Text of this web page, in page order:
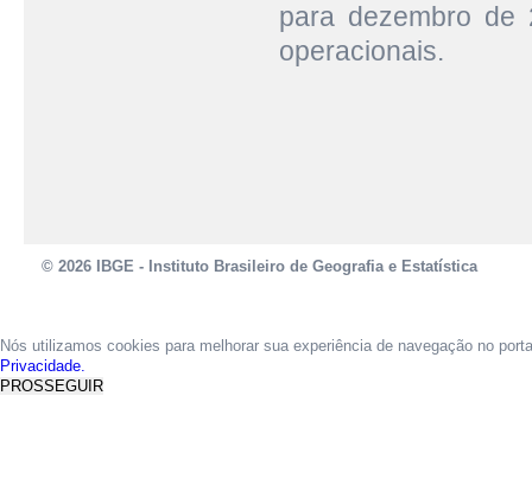
para dezembro de
operacionais.
© 2026 IBGE - Instituto Brasileiro de Geografia e Estatística
Nós utilizamos cookies para melhorar sua experiência de navegação no
Privacidade.
PROSSEGUIR